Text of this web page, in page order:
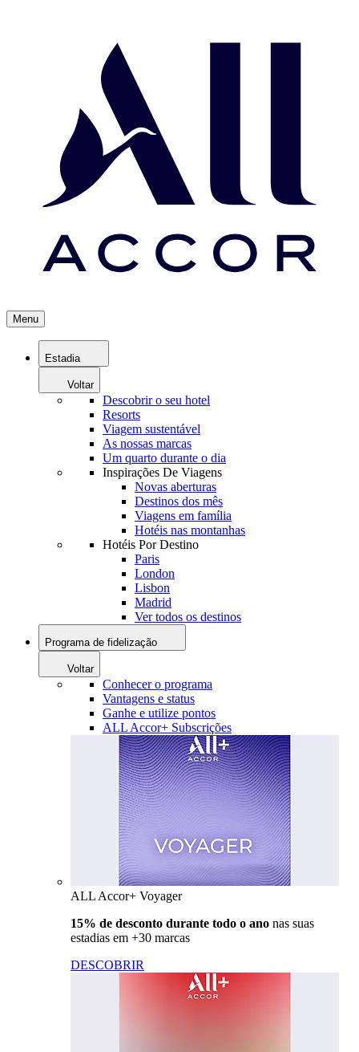
Menu
Estadia
Voltar
Descobrir o seu hotel
Resorts
Viagem sustentável
As nossas marcas
Um quarto durante o dia
Inspirações De Viagens
Novas aberturas
Destinos dos mês
Viagens em família
Hotéis nas montanhas
Hotéis Por Destino
Paris
London
Lisbon
Madrid
Ver todos os destinos
Programa de fidelização
Voltar
Conhecer o programa
Vantagens e status
Ganhe e utilize pontos
ALL Accor+ Subscrições
ALL Accor+ Voyager
15% de desconto durante todo o ano nas suas
estadias em +30 marcas
DESCOBRIR